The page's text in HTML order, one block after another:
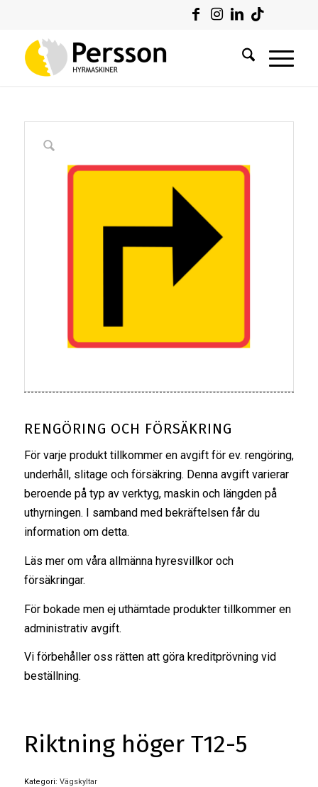
RENGÖRING OCH FÖRSÄKRING
För varje produkt tillkommer en avgift för ev. rengöring,
underhåll, slitage och försäkring. Denna avgift varierar
beroende på typ av verktyg, maskin och längden på
uthyrningen. I samband med bekräftelsen får du
information om detta.
Läs mer om våra allmänna hyresvillkoroch
försäkringar.
För bokade men ej uthämtade produkter tillkommer en
administrativ avgift.
Vi förbehåller oss rätten att göra kreditprövning vid
beställning.
Riktning höger T12-5
Kategori: Vägskyltar